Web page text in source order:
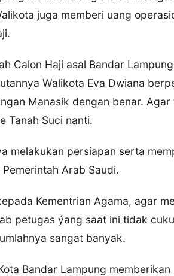
juga memberi uang
Calon Haji asal Bandar
Walikota Eva Dwiana
Manasik dengan benar.
Tanah Suci nanti.
melakukan persiapan serta
Arab Saudi.
Kementrian Agama, agar
petugas ýang saat ini tidak
sangat banyak.
Bandar Lampung